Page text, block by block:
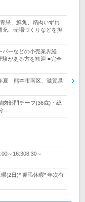
果、鮮魚、精肉いずれ
、売場づくりなどを担
パーなどの小売業界経
験がある方を歓迎 ■完全
夏 熊本市南区、滋賀県
肉部門チーフ(36歳)・総
…
～16:308:30～
(2日)* 慶弔休暇* 年次有